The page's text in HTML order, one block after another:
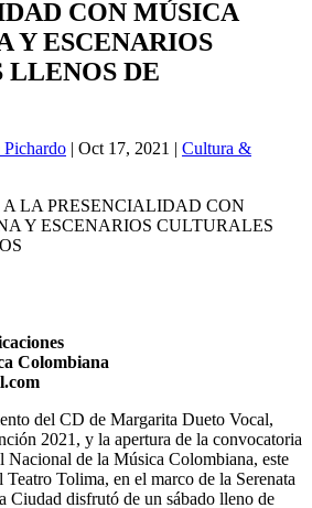
CON MÚSICA
Y ESCENARIOS
LLENOS DE
| Oct 17, 2021 | Cultura &
Colombiana
del CD de Margarita Dueto Vocal,
2021, y la apertura de la convocatoria
de la Música Colombiana, este
Teatro Tolima, en el marco de la Serenata
Ciudad disfrutó de un sábado lleno de